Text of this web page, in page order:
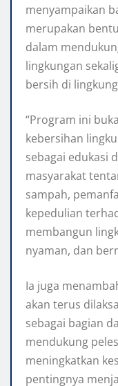
menyampaikan
merupakan
dalam
lingkungan
bersih di
“Program ini
kebersihan
sebagai edukasi
masyarakat
sampah,
kepedulian
membangun
nyaman, dan
Ia juga
akan terus
sebagai bagian
mendukung
meningkatkan
pentingnya